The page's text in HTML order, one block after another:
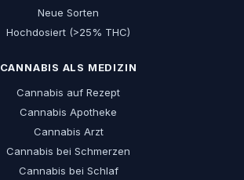
Neue Sorten
Hochdosiert (>25% THC)
CANNABIS ALS MEDIZIN
Cannabis auf Rezept
Cannabis Apotheke
Cannabis Arzt
Cannabis bei Schmerzen
Cannabis bei Schlaf